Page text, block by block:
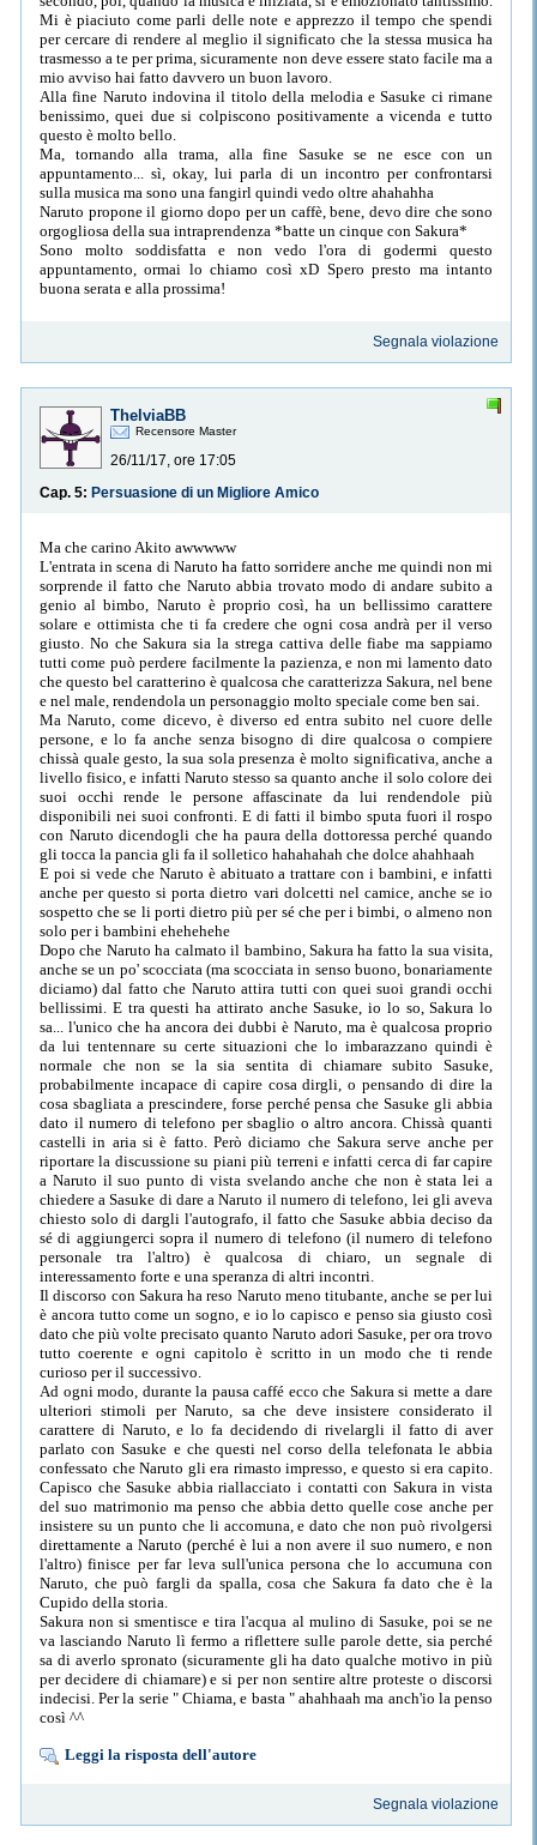
Mi è piaciuto come parli delle note e apprezzo il tempo che spendi
per cercare di rendere al meglio il significato che la stessa musica ha
trasmesso a te per prima, sicuramente non deve essere stato facile ma a
mio avviso hai fatto davvero un buon lavoro.
Alla fine Naruto indovina il titolo della melodia e Sasuke ci rimane
benissimo, quei due si colpiscono positivamente a vicenda e tutto
questo è molto bello.
Ma, tornando alla trama, alla fine Sasuke se ne esce con un
appuntamento... sì, okay, lui parla di un incontro per confrontarsi
sulla musica ma sono una fangirl quindi vedo oltre ahahahha
Naruto propone il giorno dopo per un caffè, bene, devo dire che sono
orgogliosa della sua intraprendenza *batte un cinque con Sakura*
Sono molto soddisfatta e non vedo l'ora di godermi questo
appuntamento, ormai lo chiamo così xD Spero presto ma intanto
buona serata e alla prossima!
Segnala violazione
ThelviaBB
Recensore Master
26/11/17, ore 17:05
Cap. 5: Persuasione di un Migliore Amico
Ma che carino Akito awwwww
L'entrata in scena di Naruto ha fatto sorridere anche me quindi non mi
sorprende il fatto che Naruto abbia trovato modo di andare subito a
genio al bimbo, Naruto è proprio così, ha un bellissimo carattere
solare e ottimista che ti fa credere che ogni cosa andrà per il verso
giusto. No che Sakura sia la strega cattiva delle fiabe ma sappiamo
tutti come può perdere facilmente la pazienza, e non mi lamento dato
che questo bel caratterino è qualcosa che caratterizza Sakura, nel bene
e nel male, rendendola un personaggio molto speciale come ben sai.
Ma Naruto, come dicevo, è diverso ed entra subito nel cuore delle
persone, e lo fa anche senza bisogno di dire qualcosa o compiere
chissà quale gesto, la sua sola presenza è molto significativa, anche a
livello fisico, e infatti Naruto stesso sa quanto anche il solo colore dei
suoi occhi rende le persone affascinate da lui rendendole più
disponibili nei suoi confronti. E di fatti il bimbo sputa fuori il rospo
con Naruto dicendogli che ha paura della dottoressa perché quando
gli tocca la pancia gli fa il solletico hahahahah che dolce ahahhaah
E poi si vede che Naruto è abituato a trattare con i bambini, e infatti
anche per questo si porta dietro vari dolcetti nel camice, anche se io
sospetto che se li porti dietro più per sé che per i bimbi, o almeno non
solo per i bambini ehehehehe
Dopo che Naruto ha calmato il bambino, Sakura ha fatto la sua visita,
anche se un po' scocciata (ma scocciata in senso buono, bonariamente
diciamo) dal fatto che Naruto attira tutti con quei suoi grandi occhi
bellissimi. E tra questi ha attirato anche Sasuke, io lo so, Sakura lo
sa... l'unico che ha ancora dei dubbi è Naruto, ma è qualcosa proprio
da lui tentennare su certe situazioni che lo imbarazzano quindi è
normale che non se la sia sentita di chiamare subito Sasuke,
probabilmente incapace di capire cosa dirgli, o pensando di dire la
cosa sbagliata a prescindere, forse perché pensa che Sasuke gli abbia
dato il numero di telefono per sbaglio o altro ancora. Chissà quanti
castelli in aria si è fatto. Però diciamo che Sakura serve anche per
riportare la discussione su piani più terreni e infatti cerca di far capire
a Naruto il suo punto di vista svelando anche che non è stata lei a
chiedere a Sasuke di dare a Naruto il numero di telefono, lei gli aveva
chiesto solo di dargli l'autografo, il fatto che Sasuke abbia deciso da
sé di aggiungerci sopra il numero di telefono (il numero di telefono
personale tra l'altro) è qualcosa di chiaro, un segnale di
interessamento forte e una speranza di altri incontri.
Il discorso con Sakura ha reso Naruto meno titubante, anche se per lui
è ancora tutto come un sogno, e io lo capisco e penso sia giusto così
dato che più volte precisato quanto Naruto adori Sasuke, per ora trovo
tutto coerente e ogni capitolo è scritto in un modo che ti rende
curioso per il successivo.
Ad ogni modo, durante la pausa caffé ecco che Sakura si mette a dare
ulteriori stimoli per Naruto, sa che deve insistere considerato il
carattere di Naruto, e lo fa decidendo di rivelargli il fatto di aver
parlato con Sasuke e che questi nel corso della telefonata le abbia
confessato che Naruto gli era rimasto impresso, e questo si era capito.
Capisco che Sasuke abbia riallacciato i contatti con Sakura in vista
del suo matrimonio ma penso che abbia detto quelle cose anche per
insistere su un punto che li accomuna, e dato che non può rivolgersi
direttamente a Naruto (perché è lui a non avere il suo numero, e non
l'altro) finisce per far leva sull'unica persona che lo accumuna con
Naruto, che può fargli da spalla, cosa che Sakura fa dato che è la
Cupido della storia.
Sakura non si smentisce e tira l'acqua al mulino di Sasuke, poi se ne
va lasciando Naruto lì fermo a riflettere sulle parole dette, sia perché
sa di averlo spronato (sicuramente gli ha dato qualche motivo in più
per decidere di chiamare) e si per non sentire altre proteste o discorsi
indecisi. Per la serie " Chiama, e basta " ahahhaah ma anch'io la penso
così ^^
Leggi la risposta dell'autore
Segnala violazione